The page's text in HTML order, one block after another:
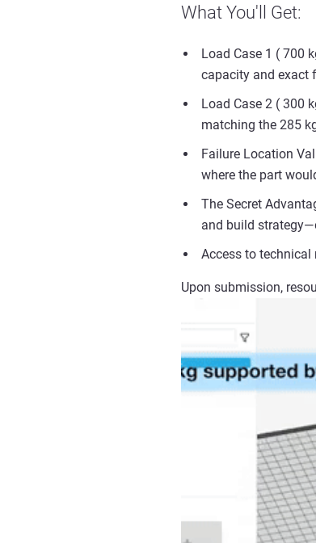
What You'll Get:
Load Case 1 ( 700
capacity and exact
Load Case 2 ( 300
matching the 285
Failure Location
where the part
The Secret
and build
Access to
Upon submission,